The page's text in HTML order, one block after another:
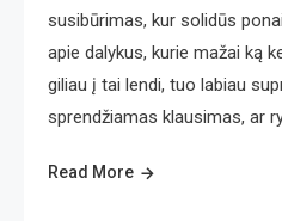
susibūrimas, kur solidūs
apie dalykus, kurie mažai ką
giliau į tai lendi, tuo labiau
sprendžiamas klausimas, ar
Read More